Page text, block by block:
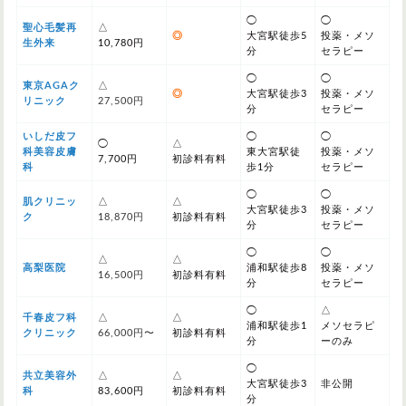
聖心毛髪再
生外来
△
10,780円
◎
◯
大宮駅徒歩5
分
◯
投薬・メソ
セラピー
東京AGAク
リニック
△
27,500円
◎
◯
大宮駅徒歩3
分
◯
投薬・メソ
セラピー
いしだ皮フ
科美容皮膚
科
◯
7,700円
△
初診料有料
◯
東大宮駅徒
歩1分
◯
投薬・メソ
セラピー
肌クリニッ
ク
△
18,870円
△
初診料有料
◯
大宮駅徒歩3
分
◯
投薬・メソ
セラピー
高梨医院
△
16,500円
△
初診料有料
◯
浦和駅徒歩8
分
◯
投薬・メソ
セラピー
千春皮フ科
クリニック
△
66,000円〜
△
初診料有料
◯
浦和駅徒歩1
分
△
メソセラピ
ーのみ
共立美容外
科
△
83,600円
△
初診料有料
◯
大宮駅徒歩3
分
非公開